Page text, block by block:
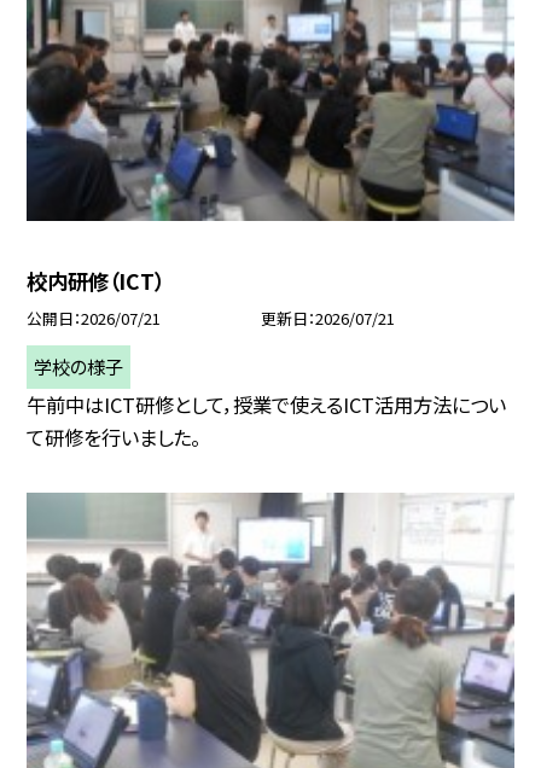
校内研修（ICT）
公開日 2026/07/21 更新日 2026/07/21
学校の様子
午前中はICT研修として，授業で使えるICT活用方法につい
て研修を行いました。